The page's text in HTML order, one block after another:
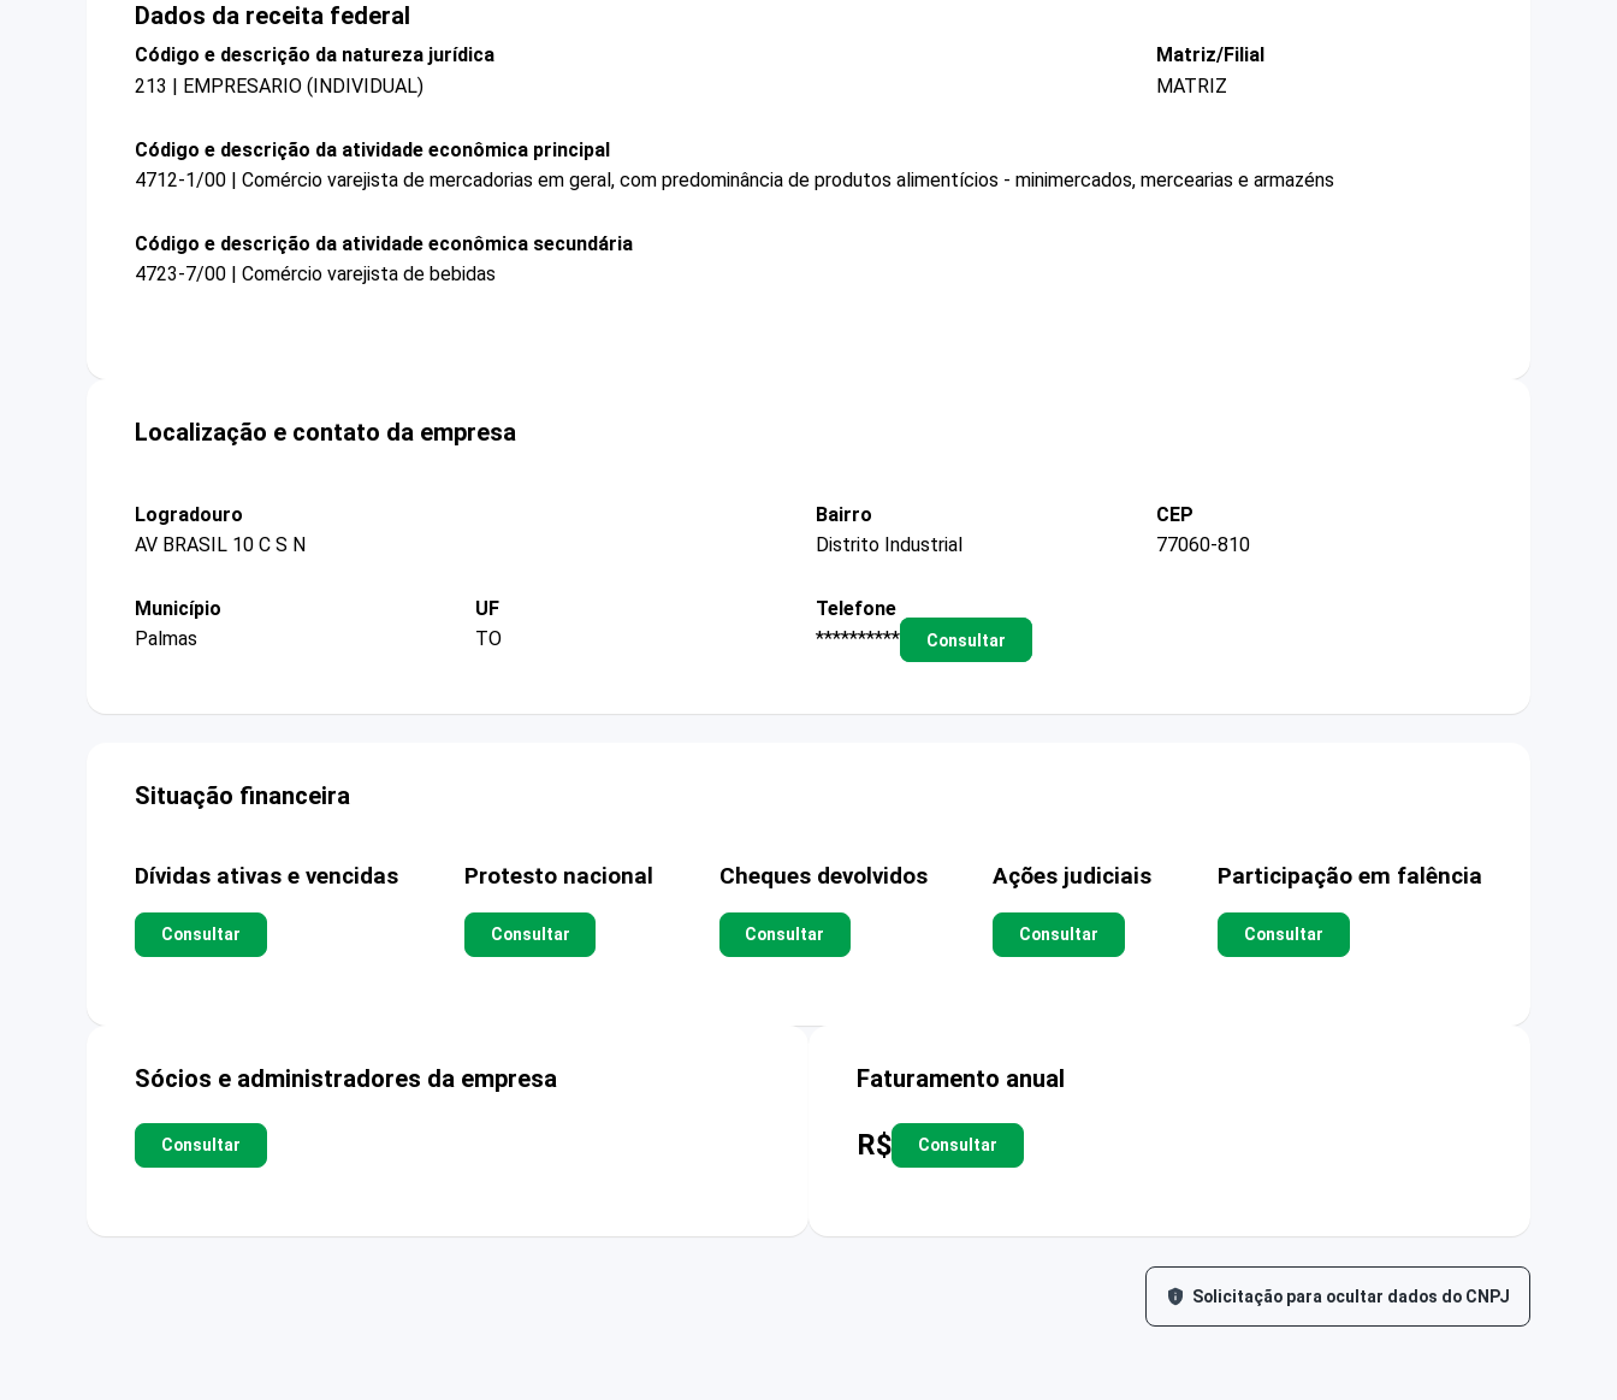
Dados da receita federal
Código e descrição da natureza jurídica
213 | EMPRESARIO (INDIVIDUAL)
Matriz/Filial
MATRIZ
Código e descrição da atividade econômica principal
4712-1/00 | Comércio varejista de mercadorias em geral, com predominância de produtos alimentícios - minimercados, mercearias e armazéns
Código e descrição da atividade econômica secundária
4723-7/00 | Comércio varejista de bebidas
Localização e contato da empresa
Logradouro
AV BRASIL 10 C S N
Bairro
Distrito Industrial
CEP
77060-810
Município
Palmas
UF
TO
Telefone
**********
Consultar
Situação financeira
Dívidas ativas e vencidas
Consultar
Protesto nacional
Consultar
Cheques devolvidos
Consultar
Ações judiciais
Consultar
Participação em falência
Consultar
Sócios e administradores da empresa
Consultar
Faturamento anual
R$ Consultar
Solicitação para ocultar dados do CNPJ